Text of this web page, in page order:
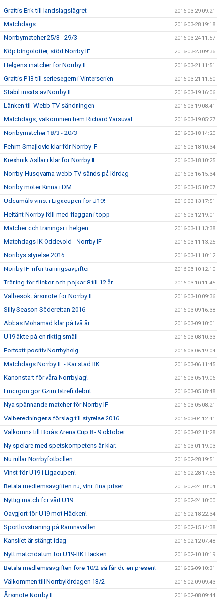
Grattis Erik till landslagslägret 2016-03-29 09:21
Matchdags 2016-03-28 19:18
Norrbymatcher 25/3 - 29/3 2016-03-24 11:57
Köp bingolotter, stöd Norrby IF 2016-03-23 09:36
Helgens matcher för Norrby IF 2016-03-21 11:51
Grattis P13 till seriesegern i Vinterserien 2016-03-21 11:50
Stabil insats av Norrby IF 2016-03-19 16:06
Länken till Webb-TV-sändningen 2016-03-19 08:41
Matchdags, välkommen hem Richard Yarsuvat 2016-03-19 05:27
Norrbymatcher 18/3 - 20/3 2016-03-18 14:20
Fehim Smajlovic klar för Norrby IF 2016-03-18 10:34
Kreshnik Asllani klar för Norrby IF 2016-03-18 10:25
Norrby-Husqvarna webb-TV sänds på lördag 2016-03-16 15:34
Norrby möter Kinna i DM 2016-03-15 10:07
Uddamåls vinst i Ligacupen för U19! 2016-03-13 17:51
Heltänt Norrby föll med flaggan i topp 2016-03-12 19:01
Matcher och träningar i helgen 2016-03-11 13:38
Matchdags IK Oddevold - Norrby IF 2016-03-11 13:25
Norrbys styrelse 2016 2016-03-11 10:12
Norrby IF inför träningsavgifter 2016-03-10 12:10
Träning för flickor och pojkar 8 till 12 år 2016-03-10 11:45
Välbesökt årsmöte för Norrby IF 2016-03-10 09:36
Silly Season Söderettan 2016 2016-03-09 16:38
Abbas Mohamad klar på två år 2016-03-09 10:01
U19 åkte på en riktig smäll 2016-03-08 10:33
Fortsatt positiv Norrbyhelg 2016-03-06 19:04
Matchdags Norrby IF - Karlstad BK 2016-03-06 11:45
Kanonstart för våra Norrbylag! 2016-03-05 19:06
I morgon gör Gzim Istrefi debut 2016-03-05 18:48
Nya spännande matcher för Norrby IF 2016-03-05 08:21
Valberedningens förslag till styrelse 2016 2016-03-04 12:41
Välkomna till Borås Arena Cup 8 - 9 oktober 2016-03-02 11:28
Ny spelare med spetskompetens är klar. 2016-03-01 19:03
Nu rullar Norrbyfotbollen....... 2016-02-28 19:51
Vinst för U19 i Ligacupen! 2016-02-28 17:56
Betala medlemsavgiften nu, vinn fina priser 2016-02-24 10:04
Nyttig match för vårt U19 2016-02-24 10:00
Oavgjort för U19 mot Häcken! 2016-02-18 22:34
Sportlovsträning på Ramnavallen 2016-02-15 14:38
Kansliet är stängt idag 2016-02-12 07:48
Nytt matchdatum för U19-BK Häcken 2016-02-10 10:19
Betala medlemsavgiften före 10/2 så får du en present 2016-02-09 10:31
Välkommen till Norrbylördagen 13/2 2016-02-09 09:43
Årsmöte Norrby IF 2016-02-08 09:44